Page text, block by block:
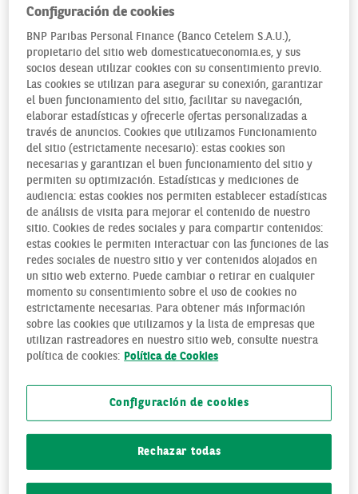
¿QUÉ ES EXACTAMENTE EL
EURO DIGITAL?
El euro digital es un proyecto de la eurozonaque se
encuentra todavía en fase de preparación técnica y
desarrollo normativo. El objetivo escrear una versión
virtual de la moneda actual que complementaría al
efectivo
, ofreciendo al público una alternativa más con la
que poder pagar. Pero el dinero en metálico continuaría
siendo una opción de pago.La idea no es reemplazardo.
¿PARA QUÉ SERVIRÁ?
Este nuevo formato de moneda, cuyo valor siempre será el
tiendas físicas, comprar por internet y realizar
transferencias inmediatas entre particulares
De este modo, los ciudadanos podrán realizar pagos
seguros, rápidos y gratuitos en toda la zona euro, sin
Configuración de cookies
BNP Paribas Personal Finance (Banco Cetelem S.A.U.),
propietario del sitio web domesticatueconomia.es, y sus
socios desean utilizar cookies con su consentimiento previo.
Las cookies se utilizan para asegurar su conexión, garantizar
el buen funcionamiento del sitio, facilitar su navegación,
elaborar estadísticas y ofrecerle ofertas personalizadas a
través de anuncios. Cookies que utilizamos Funcionamiento
del sitio (estrictamente necesario): estas cookies son
necesarias y garantizan el buen funcionamiento del sitio y
permiten su optimización. Estadísticas y mediciones de
audiencia: estas cookies nos permiten establecer estadísticas
de análisis de visita para mejorar el contenido de nuestro
sitio. Cookies de redes sociales y para compartir contenidos:
estas cookies le permiten interactuar con las funciones de las
redes sociales de nuestro sitio y ver contenidos alojados en
un sitio web externo. Puede cambiar o retirar en cualquier
momento su consentimiento sobre el uso de cookies no
estrictamente necesarias. Para obtener más información
sobre las cookies que utilizamos y la lista de empresas que
utilizan rastreadores en nuestro sitio web, consulte nuestra
política de cookies:
Política de Cookies
Configuración de cookies
Rechazar todas